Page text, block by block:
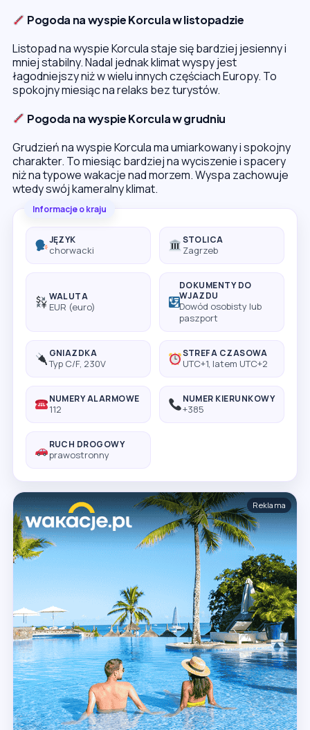
Pogoda na wyspie Korcula w listopadzie
Listopad na wyspie Korcula staje się bardziej jesienny i
mniej stabilny. Nadal jednak klimat wyspy jest
łagodniejszy niż w wielu innych częściach Europy. To
spokojny miesiąc na relaks bez turystów.
Pogoda na wyspie Korcula w grudniu
Grudzień na wyspie Korcula ma umiarkowany i spokojny
charakter. To miesiąc bardziej na wyciszenie i spacery
niż na typowe wakacje nad morzem. Wyspa zachowuje
wtedy swój kameralny klimat.
Informacje o kraju
JĘZYK
chorwacki
STOLICA
Zagrzeb
WALUTA
EUR (euro)
DOKUMENTY DO
WJAZDU
Dowód osobisty lub
paszport
GNIAZDKA
Typ C/F, 230V
STREFA CZASOWA
UTC+1, latem UTC+2
NUMERY ALARMOWE
112
NUMER KIERUNKOWY
+385
RUCH DROGOWY
prawostronny
Reklama